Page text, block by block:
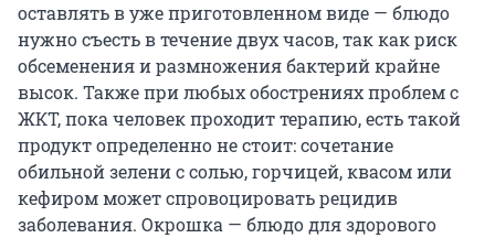
оставлять в уже приготовленном виде — блюдо
нужно съесть в течение двух часов, так как риск
обсеменения и размножения бактерий крайне
высок. Также при любых обострениях проблем с
ЖКТ, пока человек проходит терапию, есть такой
продукт определенно не стоит: сочетание
обильной зелени с солью, горчицей, квасом или
кефиром может спровоцировать рецидив
заболевания. Окрошка — блюдо для здорового